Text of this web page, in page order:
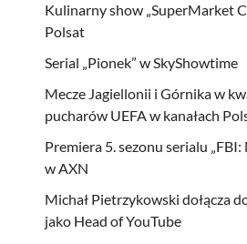
Kulinarny show „SuperMarket
Polsat
Serial „Pionek” w SkyShowtime
Mecze Jagiellonii i Górnika w
pucharów UEFA w kanałach
Premiera 5. sezonu serialu
w AXN
Michał Pietrzykowski dołącza
jako Head of YouTube